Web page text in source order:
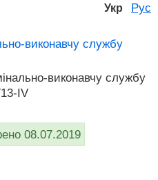
Укр Рус
виконавчу службу
виконавчу службу
IV
08.07.2019